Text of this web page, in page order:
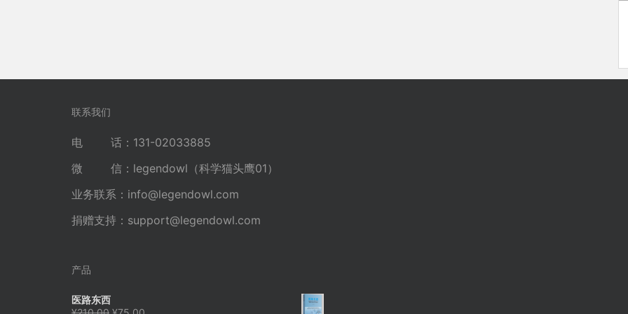
联系我们
电 话：131-02033885
微 信：legendowl（科学猫头鹰01）
业务联系： info@legendowl.com
捐赠支持： support@legendowl.com
产品
医路东西
原